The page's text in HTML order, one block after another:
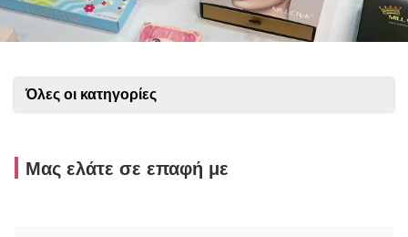
Όλες οι κατηγορίες
Μας ελάτε σε επαφή με